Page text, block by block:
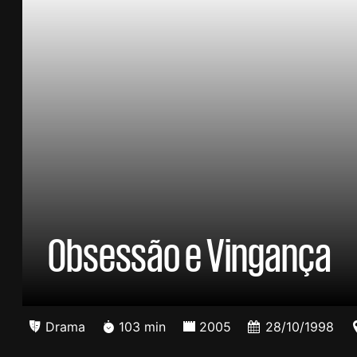
Obsessão e Vingança
Drama 103 min 2005 28/10/1998